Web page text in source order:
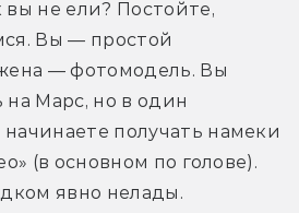
вы не ели? Постойте,
Вы — простой
— фотомодель. Вы
на Марс, но в один
получать намеки
(в основном по голове).
явно нелады.